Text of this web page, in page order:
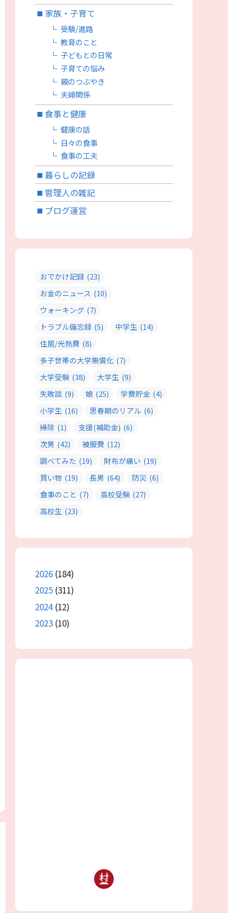
家族・子育て
受験/進路
教育のこと
子どもとの日常
子育ての悩み
親のつぶやき
夫婦関係
食事と健康
健康の話
日々の食事
食事の工夫
暮らしの記録
管理人の雑記
ブログ運営
おでかけ記録 (23)
お金のニュース (10)
ウォーキング (7)
トラブル備忘録 (5) 中学生 (14)
住居/光熱費 (8)
多子世帯の大学無償化 (7)
大学受験 (38) 大学生 (9)
失敗談 (9) 娘 (25) 学費貯金 (4)
小学生 (16) 思春期のリアル (6)
掃除 (1) 支援(補助金) (6)
次男 (42) 被服費 (12)
調べてみた (19) 財布が痛い (19)
買い物 (19) 長男 (64) 防災 (6)
食事のこと (7) 高校受験 (27)
高校生 (23)
2026 (184)
2025 (311)
2024(12)
2023 (10)